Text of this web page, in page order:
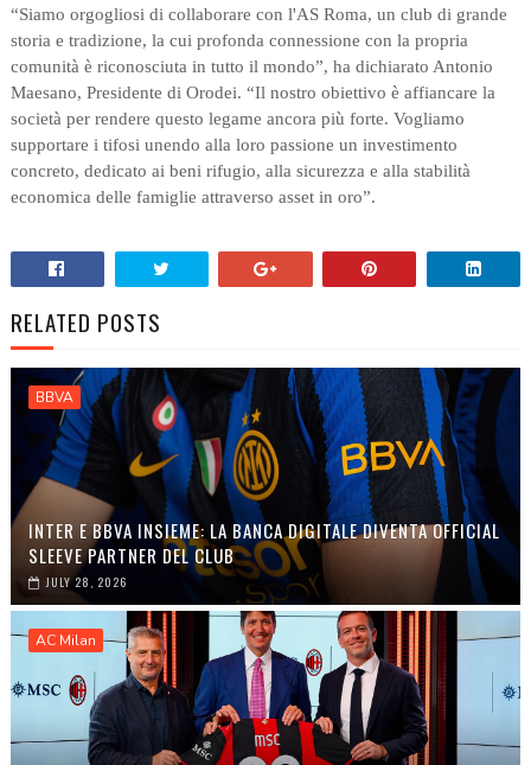
“Siamo orgogliosi di collaborare con l'AS Roma, un club di grande
storia e tradizione, la cui profonda connessione con la propria
comunità è riconosciuta in tutto il mondo”, ha dichiarato Antonio
Maesano, Presidente di Orodei. “Il nostro obiettivo è affiancare la
società per rendere questo legame ancora più forte. Vogliamo
supportare i tifosi unendo alla loro passione un investimento
concreto, dedicato ai beni rifugio, alla sicurezza e alla stabilità
economica delle famiglie attraverso asset in oro”.
RELATED POSTS
BBVA
INTER E BBVA INSIEME: LA BANCA DIGITALE DIVENTA OFFICIAL
SLEEVE PARTNER DEL CLUB
JULY 28, 2026
AC Milan